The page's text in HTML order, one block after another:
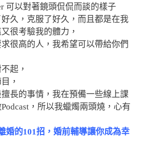
可以對著鏡頭侃侃而談的樣子
久，克服了好久，而且都是在我
很考驗我的體力，
很高的人，我希望可以帶給你們
起，
，
長的事情，我在預備一些線上課
，所以我蠟燭兩頭燒，心有
婚的101招，婚前輔導讓你成為幸